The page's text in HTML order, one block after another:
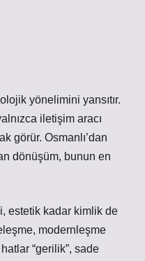
yönelimini yansıtır.
iletişim aracı
görür. Osmanlı’dan
dönüşüm, bunun en
estetik kadar kimlik de
modernleşme
“gerilik”, sade